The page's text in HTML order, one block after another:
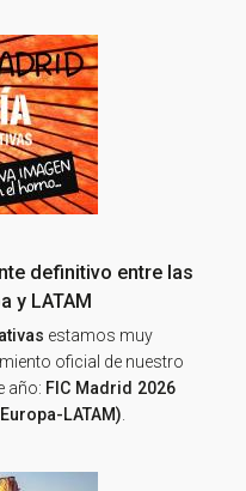
definitivo entre las
y LATAM
estamos muy
oficial de nuestro
año: FIC Madrid 2026
LATAM)